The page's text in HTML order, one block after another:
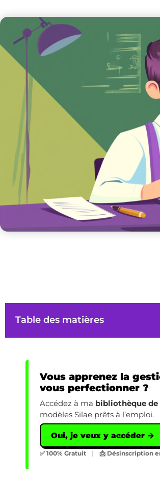
Table des matières
Vous apprenez la
vous perfectionner ?
Accédez à ma bibliothèque de
modèles Silae prêts à l’emploi.
Oui, je veux y accéder →
✅ 100% Gratuit | 📩 Désinscription